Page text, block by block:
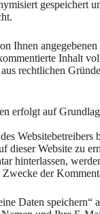
gespeichert
Ihnen
Inhalt
rechtlichen
erfolgt auf
Websitebetreibers
dieser Website zu
hinterlassen,
Zwecke der
Daten speichern“